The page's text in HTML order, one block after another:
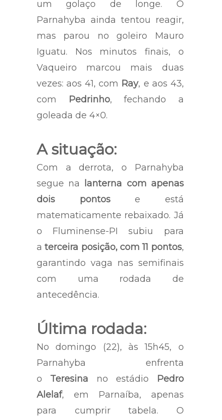
um golaço de longe. O
Parnahyba ainda tentou reagir,
mas parou no goleiro Mauro
Iguatu. Nos minutos finais, o
Vaqueiro marcou mais duas
vezes: aos 41, com Ray, e aos 43,
com
Pedrinho, fechando a
goleada de 4×0.
A situação:
Com a derrota, o Parnahyba
segue na
lanterna com apenas
dois pontose está
matematicamente rebaixado. Já
o Fluminense-PI subiu para
aterceira posição, com 11 pontos,
garantindo vaga nas semifinais
com uma rodada de
antecedência.
Última rodada:
No domingo (22), às 15h45, o
Parnahyba enfrenta
o Teresina no estádio
Pedro
Alelaf, em Parnaíba, apenas
para cumprir tabela. O